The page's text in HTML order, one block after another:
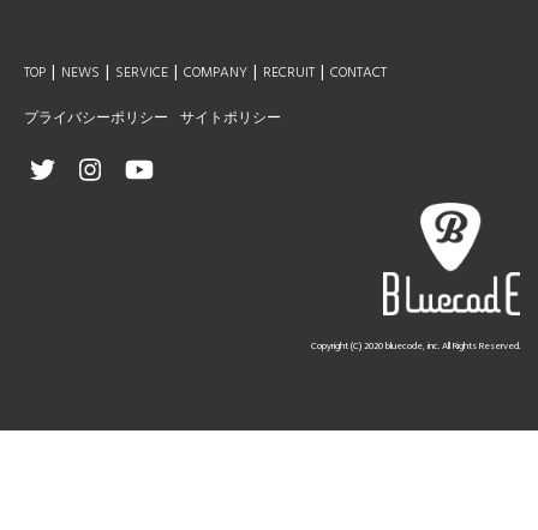
TOP | NEWS | SERVICE | COMPANY | RECRUIT | CONTACT
プライバシーポリシー サイトポリシー
Copyright (C) 2020 bluecode, inc. All Rights Reserved.